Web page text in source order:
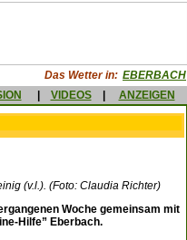
Das Wetter in: EBERBACH
VIDEOS ANZEIGEN
(v.l.). (Foto: Claudia Richter)
Woche gemeinsam mit
Hilfe” Eberbach.